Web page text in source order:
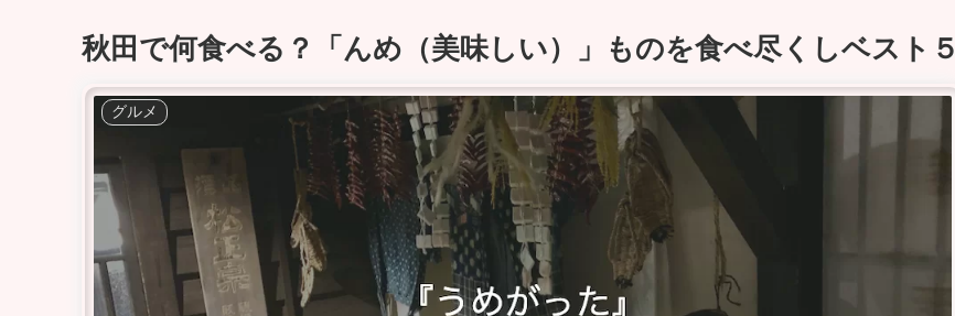
秋田で何食べる？「んめ（美味しい）」ものを食べ尽くしベスト５
グルメ